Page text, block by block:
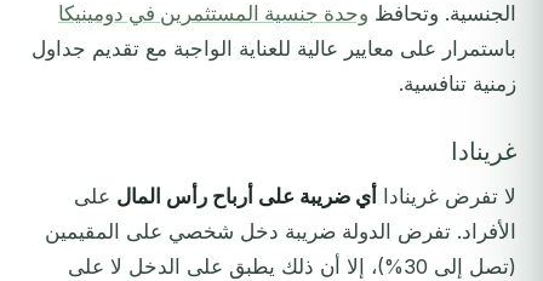
الجنسية. وتحافظ وحدة جنسية المستثمرين في دومينيكا
باستمرار على معايير عالية للعناية الواجبة مع تقديم جداول
زمنية تنافسية.
غرينادا
لا تفرض غرينادا أي ضريبة على أرباح رأس المال على
الأفراد. تفرض الدولة ضريبة دخل شخصي على المقيمين
(تصل إلى 30%)، إلا أن ذلك يطبق على الدخل لا على